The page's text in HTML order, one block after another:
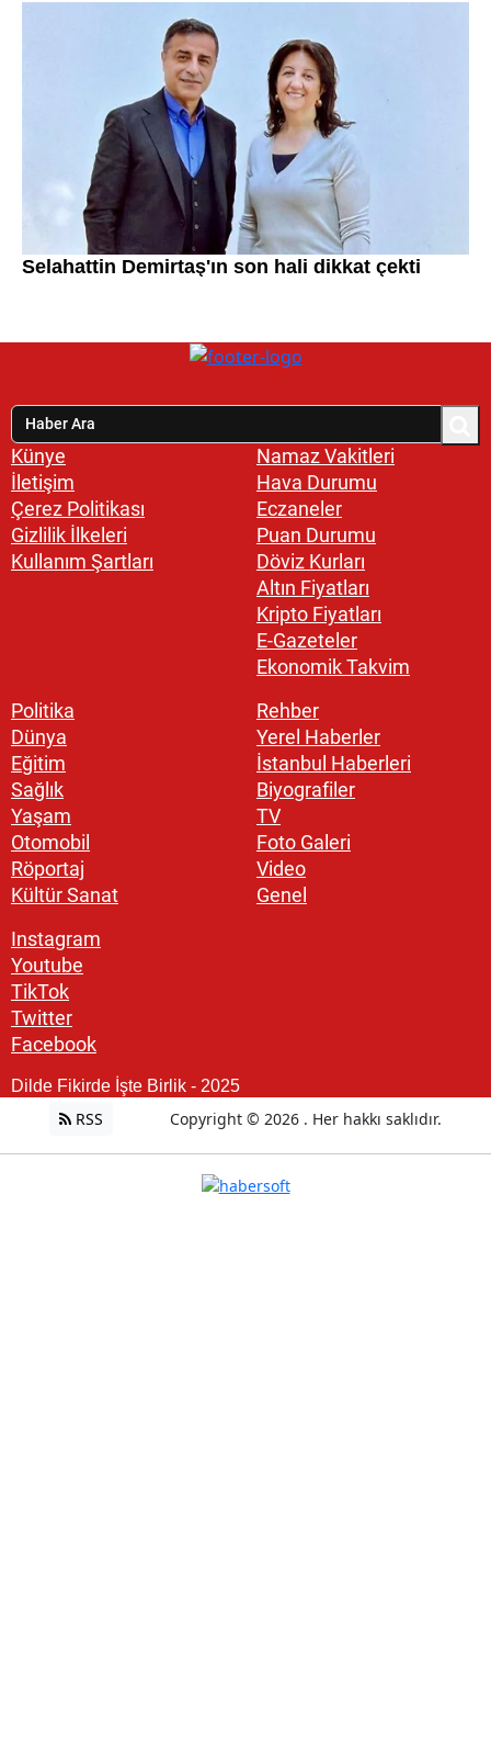
Künye
İletişim
Çerez Politikası
Gizlilik İlkeleri
Kullanım Şartları
Namaz Vakitleri
Hava Durumu
Eczaneler
Puan Durumu
Döviz Kurları
Altın Fiyatları
Kripto Fiyatları
E-Gazeteler
Ekonomik Takvim
Politika
Dünya
Eğitim
Sağlık
Yaşam
Otomobil
Röportaj
Kültür Sanat
Rehber
Yerel Haberler
İstanbul Haberleri
Biyografiler
TV
Foto Galeri
Video
Genel
Instagram
Youtube
TikTok
Twitter
Facebook
Dilde Fikirde İşte Birlik - 2025
RSS Copyright © 2026 . Her hakkı saklıdır.